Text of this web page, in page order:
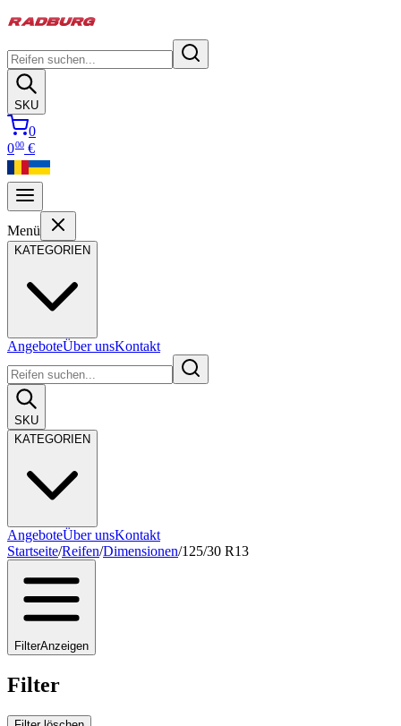
SKU
0
000 €
Menü
KATEGORIEN
AngeboteÜber unsKontakt
SKU
KATEGORIEN
AngeboteÜber unsKontakt
Startseite/Reifen/Dimensionen/125/30 R13
FilterAnzeigen
Filter